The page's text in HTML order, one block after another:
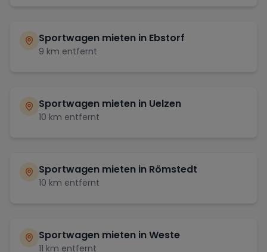
Sportwagen mieten in Ebstorf
9 km entfernt
Sportwagen mieten in Uelzen
10 km entfernt
Sportwagen mieten in Römstedt
10 km entfernt
Sportwagen mieten inWeste
11 km entfernt